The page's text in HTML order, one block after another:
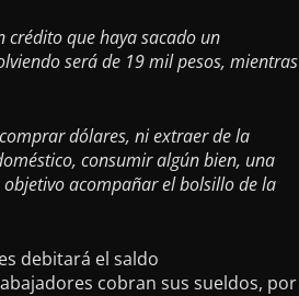
crédito que haya sacado un
será de 19 mil pesos, mientras
dólares, ni extraer de la
consumir algún bien, una
acompañar el bolsillo de la
debitará el saldo
cobran sus sueldos, por